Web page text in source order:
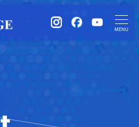
instagramFacebook
MENU